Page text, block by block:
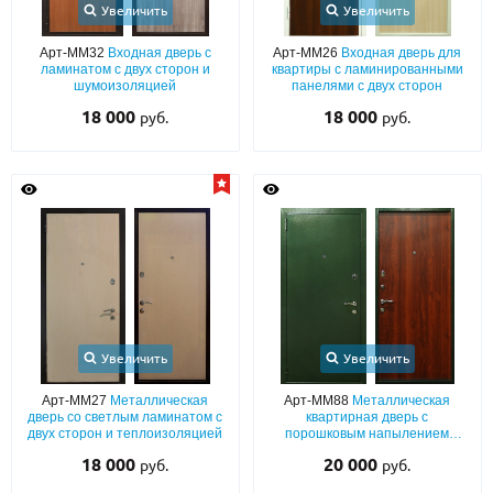
С реечным дизайном
ПО НАЗНАЧЕНИЮ
ПО ОСОБЕННОСТЯМ
Популярные двери
ДВЕРИ С ТЕРМОРАЗРЫВОМ
ОПЛАТА
ДОСТАВКА
Увеличить
Арт-ММ32 Входная дверь с
ламинатом с двух сторон и
шумоизоляцией
18 000 руб.
Увеличить
Арт-ММ26 Входная дверь для
квартиры с ламинированными
панелями с двух сторон
18 000 руб.
Увеличить
Арт-ММ27 Металлическая
дверь со светлым ламинатом с
двух сторон и теплоизоляцией
18 000 руб.
Увеличить
Арт-ММ88 Металлическая
квартирная дверь с
порошковым напылением
20 000 руб.